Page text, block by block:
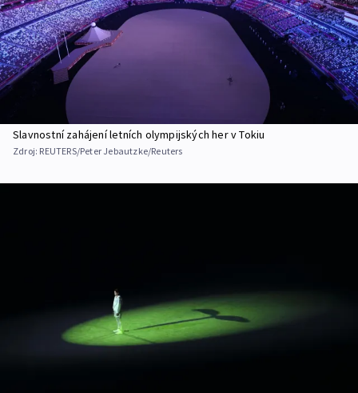
Slavnostní zahájení letních olympijských her v Tokiu
Zdroj: REUTERS/Peter Jebautzke/Reuters